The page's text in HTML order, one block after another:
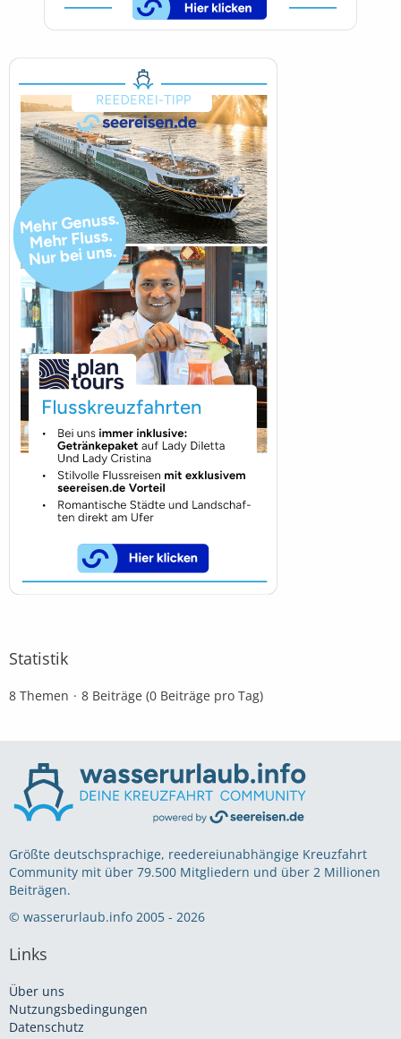
Statistik
8 Themen 8 Beiträge (0 Beiträge pro Tag)
Größte deutschsprachige, reedereiunabhängige Kreuzfahrt
Community mit über 79.500 Mitgliedern und über 2 Millionen
Beiträgen.
© wasserurlaub.info 2005 - 2026
Links
Über uns
Nutzungsbedingungen
Datenschutz